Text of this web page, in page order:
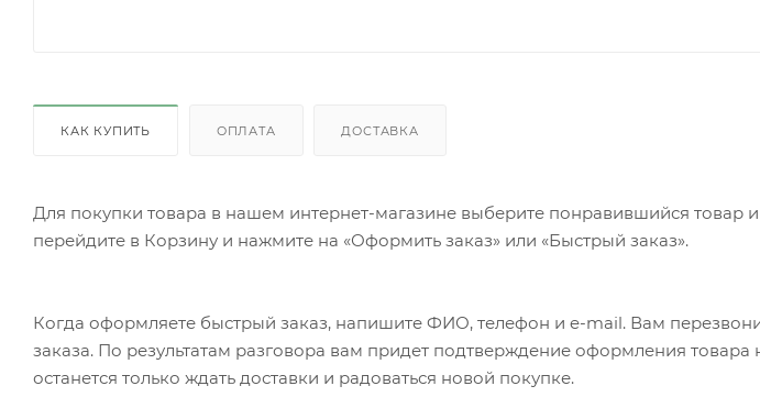
КАК КУПИТЬ ОПЛАТА ДОСТАВКА
Для покупки товара в нашем интернет-магазине выберите понравившийся товар и
перейдите в Корзину и нажмите на «Оформить заказ» или «Быстрый заказ».
Когда оформляете быстрый заказ, напишите ФИО, телефон и e-mail. Вам
заказа. По результатам разговора вам придет подтверждение оформления товара
останется только ждать доставки и радоваться новой покупке.